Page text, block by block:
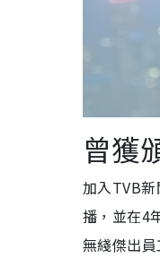
曾獲
加入TVB
播，並在4
無綫傑出員